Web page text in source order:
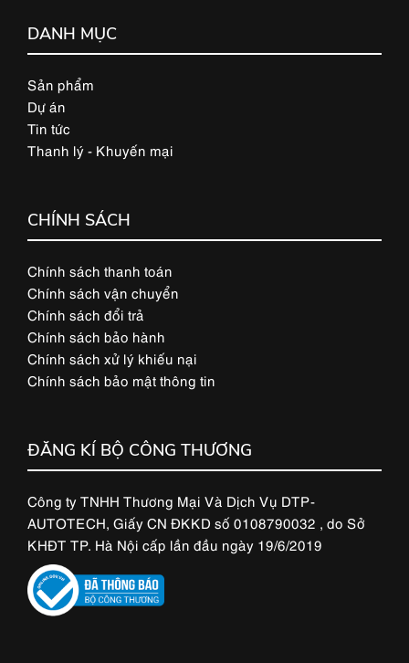
DANH MỤC
Sản phẩm
Dự án
Tin tức
Thanh lý - Khuyến mại
CHÍNH SÁCH
Chính sách thanh toán
Chính sách vận chuyển
Chính sách đổi trả
Chính sách bảo hành
Chính sách xử lý khiếu nại
Chính sách bảo mật thông tin
ĐĂNG KÍ BỘ CÔNG THƯƠNG
Công ty TNHH Thương Mại Và Dịch Vụ DTP-
AUTOTECH, Giấy CN ĐKKD số 0108790032 , do Sở
KHĐT TP. Hà Nội cấp lần đầu ngày 19/6/2019